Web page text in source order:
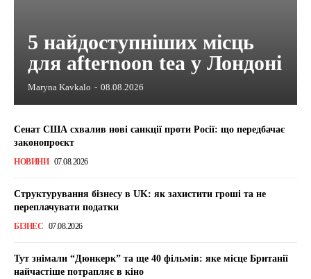
5 найдоступніших місць
для afternoon tea у Лондоні
Maryna Kavkalo - 08.08.2026
Сенат США схвалив нові санкції проти Росії: що передбачає
законопроєкт
НОВИНИ 07.08.2026
Структурування бізнесу в UK: як захистити гроші та не
переплачувати податки
БІЗНЕС 07.08.2026
Тут знімали “Дюнкерк” та ще 40 фільмів: яке місце Британії
найчастіше потрапляє в кіно